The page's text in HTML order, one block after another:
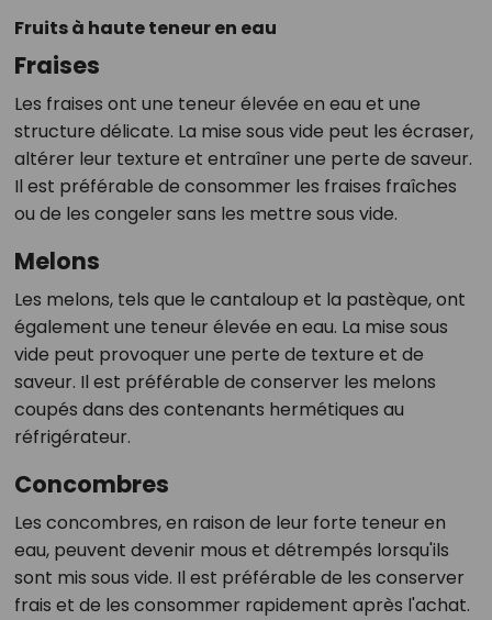
Fruits à haute teneur en eau
Fraises
Les fraises ont une teneur élevée en eau et une
structure délicate. La mise sous vide peut les écraser,
altérer leur texture et entraîner une perte de saveur.
Il est préférable de consommer les fraises fraîches
ou de les congeler sans les mettre sous vide.
Melons
Les melons, tels que le cantaloup et la pastèque, ont
également une teneur élevée en eau. La mise sous
vide peut provoquer une perte de texture et de
saveur. Il est préférable de conserver les melons
coupés dans des contenants hermétiques au
réfrigérateur.
Concombres
Les concombres, en raison de leur forte teneur en
eau, peuvent devenir mous et détrempés lorsqu'ils
sont mis sous vide. Il est préférable de les conserver
frais et de les consommer rapidement après l'achat.